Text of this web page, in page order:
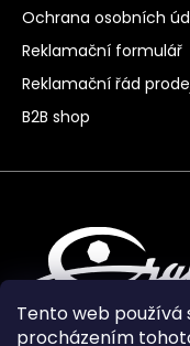
Tento web používá
procházením
Ochrana osobních
Reklamační formulář
Reklamační řád
B2B shop